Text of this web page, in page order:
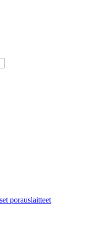
porauslaitteet